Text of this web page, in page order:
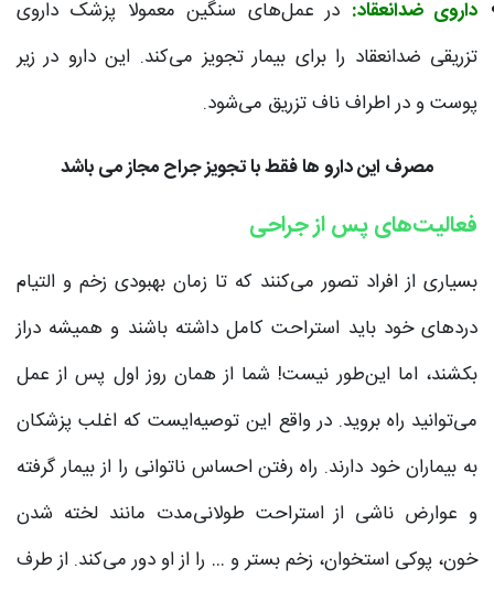
داروی ضدانعقاد: در عمل‌های سنگین معمولا پزشک داروی
تزریقی ضدانعقاد را برای بیمار تجویز می‌کند. این دارو در زیر
پوست و در اطراف ناف تزریق می‌شود.
مصرف این دارو ها فقط با تجویز جراح مجاز می باشد
فعالیت‌های پس از جراحی
بسیاری از افراد تصور می‌کنند که تا زمان بهبودی زخم و التیام
دردهای خود باید استراحت کامل داشته باشند و همیشه دراز
بکشند، اما این‌طور نیست! شما از همان روز اول پس از عمل
می‌توانید راه بروید. در واقع این توصیه‌ایست که اغلب پزشکان
به بیماران خود دارند. راه رفتن احساس ناتوانی را از بیمار گرفته
و عوارض ناشی از استراحت طولانی‌مدت مانند لخته شدن
خون، پوکی استخوان، زخم بستر و … را از او دور می‌کند. از طرف